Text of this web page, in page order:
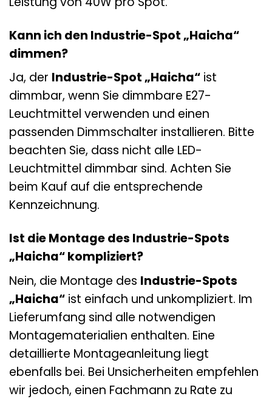
Kann ich den Industrie-Spot „Haicha“
dimmen?
Ja, der Industrie-Spot „Haicha“ ist
dimmbar, wenn Sie dimmbare E27-
Leuchtmittel verwenden und einen
passenden Dimmschalter installieren. Bitte
beachten Sie, dass nicht alle LED-
Leuchtmittel dimmbar sind. Achten Sie
beim Kauf auf die entsprechende
Kennzeichnung.
Ist die Montage des Industrie-Spots
„Haicha“ kompliziert?
Nein, die Montage des Industrie-Spots
„Haicha“ ist einfach und unkompliziert. Im
Lieferumfang sind alle notwendigen
Montagematerialien enthalten. Eine
detaillierte Montageanleitung liegt
ebenfalls bei. Bei Unsicherheiten empfehlen
wir jedoch, einen Fachmann zu Rate zu